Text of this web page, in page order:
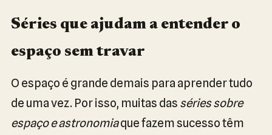
Séries que ajudam a entender o
espaço sem travar
O espaço é grande demais para aprender tudo
de uma vez. Por isso, muitas das séries sobre
espaço e astronomiaque fazem sucesso têm